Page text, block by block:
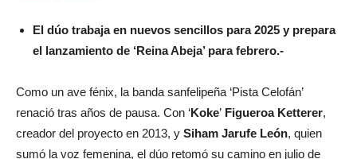
El dúo trabaja en nuevos sencillos para 2025 y prepara
el lanzamiento de ‘Reina Abeja’ para febrero.-
Como un ave fénix, la banda sanfelipeña ‘Pista Celofán’
renació tras años de pausa. Con ‘Koke’ Figueroa Ketterer,
creador del proyecto en 2013, y Siham Jarufe León, quien
sumó la voz femenina, el dúo retomó su camino en julio de